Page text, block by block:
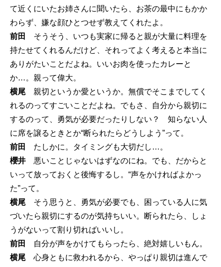
て近くにいたお姉さんに聞いたら、お茶の最中にもかか
わらず、嫌な顔ひとつせず教えてくれたよ。
前田
そうそう、いつも実家に帰ると親が大量に料理を
持たせてくれるんだけど、それってよく考えると本当に
ありがたいことだよね。いいお肉を使ったカレーと
か…。親って偉大。
横尾 親切というか愛というか。無償でそこまでしてく
れるのってすごいことだよね。でもさ、自分から親切に
するのって、勇気が必要だったりしない？ 知らない人
に席を譲るときとか“断られたらどうしよう”って。
前田
たしかに。タイミングも大切だし…。
櫻井 悪いことじゃないはずなのにね。でも、だからと
いって放っておくと後悔するし。“声をかければよかっ
た”って。
横尾 そう思うと、勇気が必要でも、困っている人に気
づいたら親切にするのが気持ちいい。断られたら、しょ
うがないって割り切ればいいし。
前田
自分が声をかけてもらったら、絶対嬉しいもん。
横尾 心身ともに救われるから、やっぱり親切は進んで